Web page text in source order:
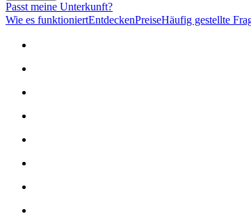
Passt meine Unterkunft?
Wie es funktioniertEntdeckenPreiseHäufig gestellte